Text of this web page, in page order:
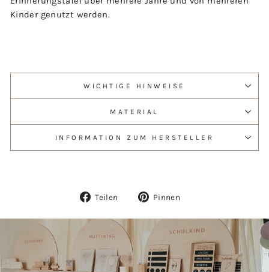
Kinder genutzt werden.
WICHTIGE HINWEISE
MATERIAL
INFORMATION ZUM HERSTELLER
Teilen
Auf
Pinnen